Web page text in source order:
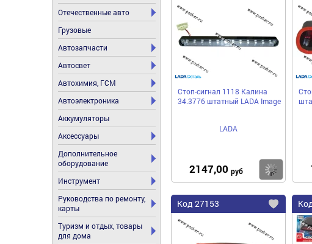
Отечественные авто
Грузовые
Автозапчасти
Автосвет
Автохимия, ГСМ
Автоэлектроника
Аккумуляторы
Аксессуары
Дополнительное
оборудование
Инструмент
Руководства по ремонту,
карты
Туризм и отдых, товары
для дома
Стоп-сигнал 1118 Калина
34.3776 штатный LADA Image
LADA
2147,00 руб
Код 27153